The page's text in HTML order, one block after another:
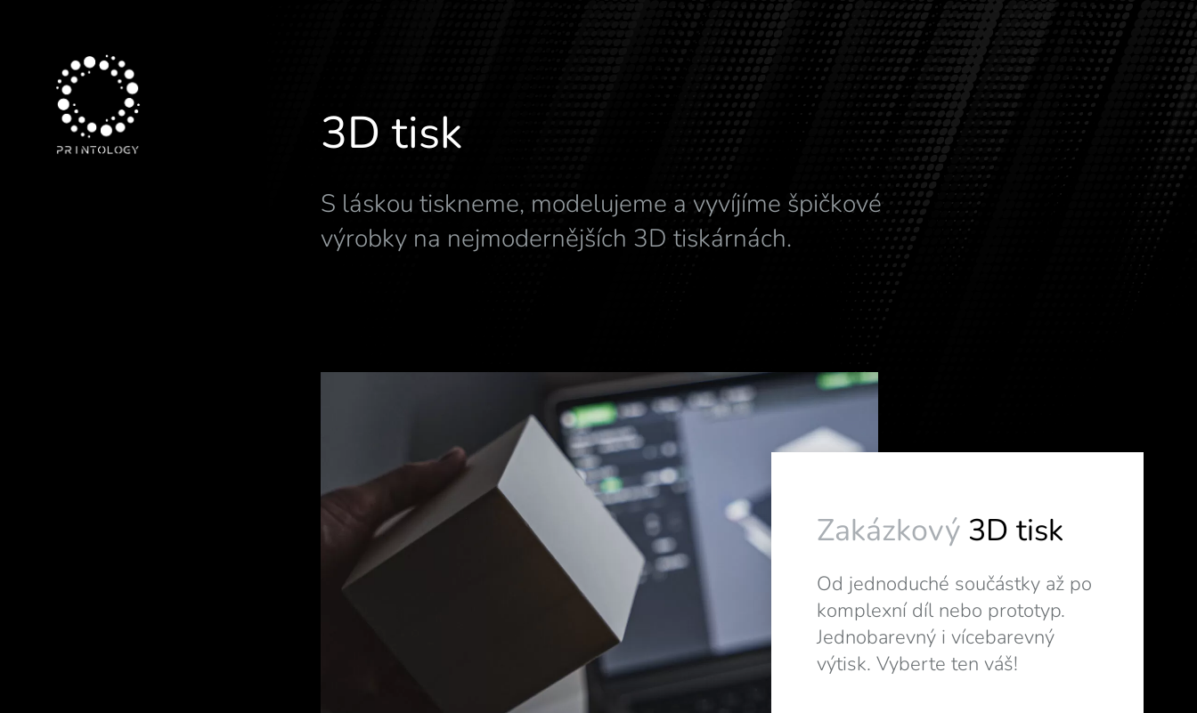
3D tisk
S láskou tiskneme, modelujeme a vyvíjíme špičkové
výrobky na nejmodernějších 3D tiskárnách.
Zakázkový3D tisk
Od jednoduché součástky až po
komplexní díl nebo prototyp.
Jednobarevný i vícebarevný
výtisk. Vyberte ten váš!